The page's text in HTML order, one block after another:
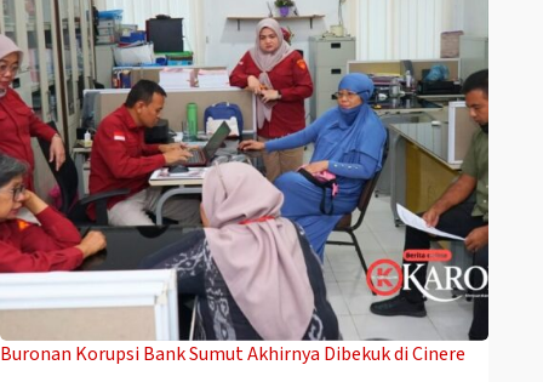
Buronan Korupsi Bank Sumut Akhirnya Dibekuk di Cinere